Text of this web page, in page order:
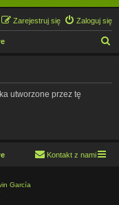
Zaloguj się
Zarejestruj się
utworzone przez tę
Kontakt z nami
García